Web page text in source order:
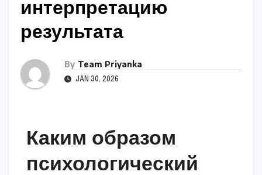
интерпретацию
результата
By Team Priyanka
JAN 30, 2026
Каким образом
психологический